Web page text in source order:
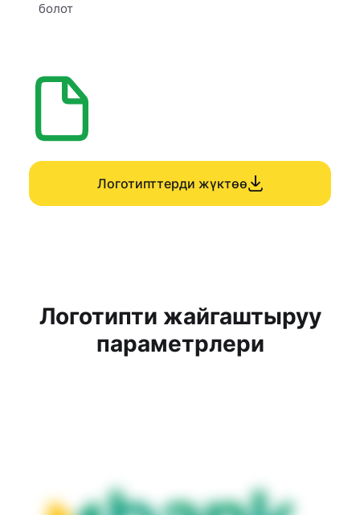
болот
Логотипттерди жүктөө
Логотипти жайгаштыруу
параметрлери